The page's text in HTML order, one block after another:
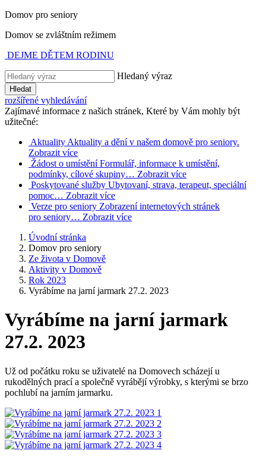
Domov pro seniory
Domov se zvláštním režimem
DEJME DĚTEM RODINU
Hledaný výraz
Hledat
rozšířené vyhledávání
Zajímavé informace z našich stránek, Které by Vám mohly být
užitečné:
Aktuality Aktuality a dění v našem domově pro seniory.
Zobrazit více
Žádost o umístění Formulář, informace k umístění,
podmínky, cílové skupiny… Zobrazit více
Poskytované služby Ubytovaní, strava, terapeut, speciální
pomoc… Zobrazit více
Verze pro seniory Zobrazení internetových stránek
pro seniory… Zobrazit více
Úvodní stránka
Domov pro seniory
Ze života v Domově
Aktivity v Domově
Rok 2023
Vyrábíme na jarní jarmark 27.2. 2023
Vyrábíme na jarní jarmark
27.2. 2023
Už od počátku roku se uživatelé na Domovech scházejí u
rukodělných prací a společně vyrábějí výrobky, s kterými se brzo
pochlubí na jarním jarmarku.